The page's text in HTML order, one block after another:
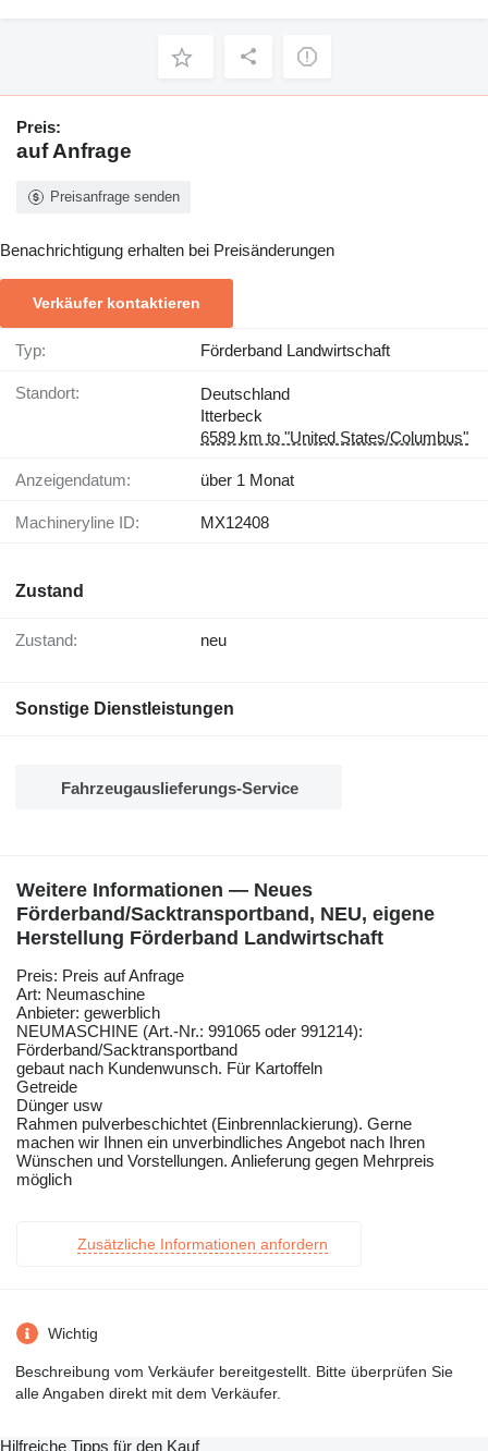
Preis:
auf Anfrage
Preisanfrage senden
Benachrichtigung erhalten bei Preisänderungen
Verkäufer kontaktieren
Typ: Förderband Landwirtschaft
Standort:
Deutschland
Itterbeck
6589 km to "United States/Columbus"
Anzeigendatum: über 1 Monat
Machineryline ID: MX12408
Zustand
Zustand: neu
Sonstige Dienstleistungen
Fahrzeugauslieferungs-Service
Weitere Informationen — Neues
Förderband/Sacktransportband, NEU, eigene
Herstellung Förderband Landwirtschaft
Preis: Preis auf Anfrage
Art: Neumaschine
Anbieter: gewerblich
NEUMASCHINE (Art.-Nr.: 991065 oder 991214):
Förderband/Sacktransportband
gebaut nach Kundenwunsch. Für Kartoffeln
Getreide
Dünger usw
Rahmen pulverbeschichtet (Einbrennlackierung). Gerne
machen wir Ihnen ein unverbindliches Angebot nach Ihren
Wünschen und Vorstellungen. Anlieferung gegen Mehrpreis
möglich
Zusätzliche Informationen anfordern
Wichtig
Beschreibung vom Verkäufer bereitgestellt. Bitte überprüfen Sie
alle Angaben direkt mit dem Verkäufer.
Hilfreiche Tipps für den Kauf